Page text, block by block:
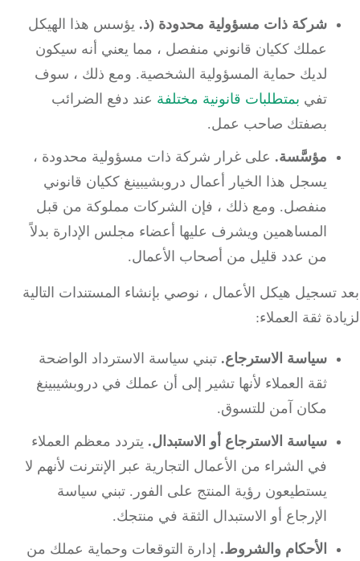
شركة ذات مسؤولية محدودة (ذ. يؤسس هذا الهيكل
عملك ككيان قانوني منفصل ، مما يعني أنه سيكون
لديك حماية المسؤولية الشخصية. ومع ذلك ، سوف
تفيبمتطلبات قانونية مختلفةعند دفع الضرائب
بصفتك صاحب عمل.
مؤسَّسة.على غرار شركة ذات مسؤولية محدودة ،
يسجل هذا الخيار أعمال دروبشيبينغ ككيان قانوني
منفصل. ومع ذلك ، فإن الشركات مملوكة من قبل
المساهمين ويشرف عليها أعضاء مجلس الإدارة بدلاً
من عدد قليل من أصحاب الأعمال.
تسجيل هيكل الأعمال ، نوصي بإنشاء المستندات التالية
ثقة العملاء:
سياسة الاسترجاع.تبني سياسة الاسترداد الواضحة
ثقة العملاء لأنها تشير إلى أن عملك في دروبشيبينغ
مكان آمن للتسوق.
سياسة الاسترجاع أو الاستبدال. يتردد معظم العملاء
في الشراء من الأعمال التجارية عبر الإنترنت لأنهم لا
يستطيعون رؤية المنتج على الفور. تبني سياسة
الإرجاع أو الاستبدال الثقة في منتجك.
الأحكام والشروط.إدارة التوقعات وحماية عملك من